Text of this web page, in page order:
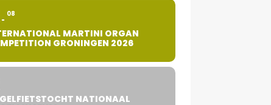
08
MARTINI ORGAN
GRONINGEN 2026
NATIONAAL